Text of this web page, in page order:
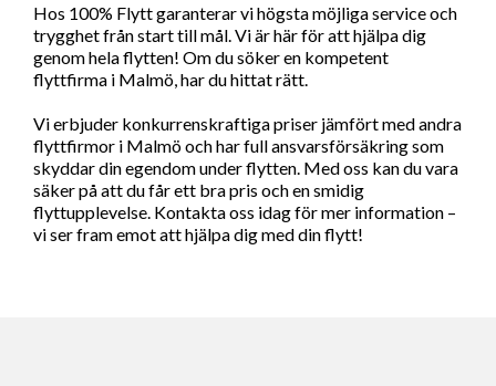
Hos 100% Flytt garanterar vi högsta möjliga service och
trygghet från start till mål. Vi är här för att hjälpa dig
genom hela flytten! Om du söker en kompetent
flyttfirma i Malmö, har du hittat rätt.
Vi erbjuder konkurrenskraftiga priser jämfört med andra
flyttfirmor i Malmö och har full ansvarsförsäkring som
skyddar din egendom under flytten. Med oss kan du vara
säker på att du får ett bra pris och en smidig
flyttupplevelse. Kontakta oss idag för mer information –
vi ser fram emot att hjälpa dig med din flytt!